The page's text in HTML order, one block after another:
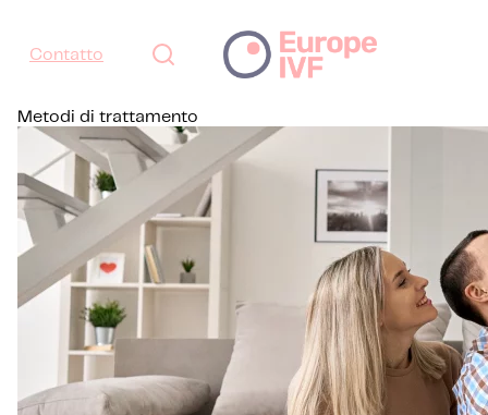
Contatto
Metodi di trattamento